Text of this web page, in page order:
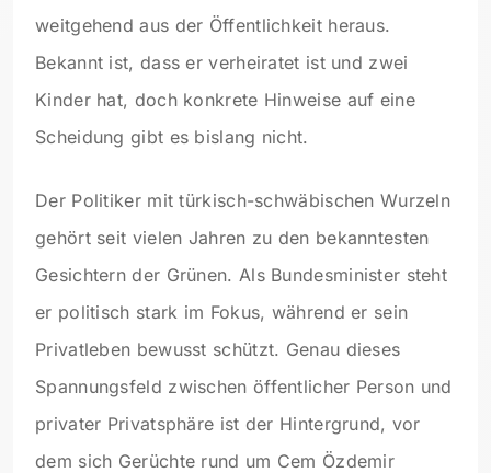
weitgehend aus der Öffentlichkeit heraus.
Bekannt ist, dass er verheiratet ist und zwei
Kinder hat, doch konkrete Hinweise auf eine
Scheidung gibt es bislang nicht.
Der Politiker mit türkisch-schwäbischen Wurzeln
gehört seit vielen Jahren zu den bekanntesten
Gesichtern der Grünen. Als Bundesminister steht
er politisch stark im Fokus, während er sein
Privatleben bewusst schützt. Genau dieses
Spannungsfeld zwischen öffentlicher Person und
privater Privatsphäre ist der Hintergrund, vor
dem sich Gerüchte rund um Cem Özdemir